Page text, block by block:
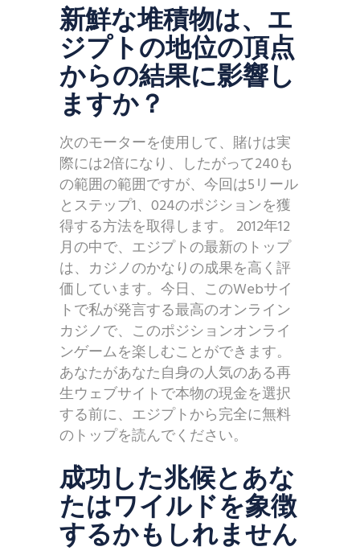
新鮮な堆積物は、エ
ジプトの地位の頂点
からの結果に影響し
ますか？
次のモーターを使用して、賭けは実
際には2倍になり、したがって240も
の範囲の範囲ですが、今回は5リール
とステップ1、024のポジションを獲
得する方法を取得します。 2012年12
月の中で、エジプトの最新のトップ
は、カジノのかなりの成果を高く評
価しています。今日、このWebサイ
トで私が発言する最高のオンライン
カジノで、このポジションオンライ
ンゲームを楽しむことができます。
あなたがあなた自身の人気のある再
生ウェブサイトで本物の現金を選択
する前に、エジプトから完全に無料
のトップを読んでください。
成功した兆候とあな
たはワイルドを象徴
するかもしれません